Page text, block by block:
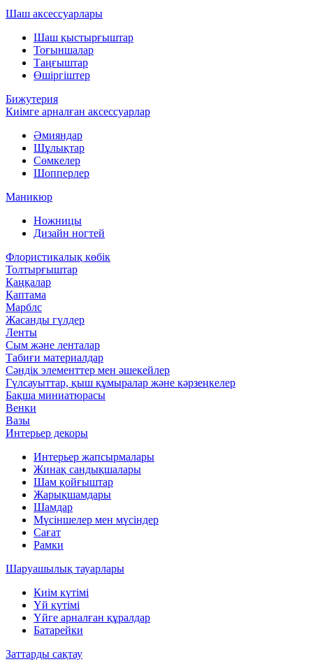
Шаш аксессуарлары
Шаш қыстырғыштар
Тоғыншалар
Таңғыштар
Өшіргіштер
Бижутерия
Киімге арналған аксессуарлар
Әмияндар
Шұлықтар
Сөмкелер
Шопперлер
Маникюр
Ножницы
Дизайн ногтей
Флористикалық көбік
Толтырғыштар
Қаңқалар
Қаптама
Марблс
Жасанды гүлдер
Ленты
Сым және ленталар
Табиғи материалдар
Сәндік элементтер мен әшекейлер
Гүлсауыттар, қыш құмыралар және кәрзеңкелер
Бақша миниатюрасы
Венки
Вазы
Интерьер декоры
Интерьер жапсырмалары
Жинақ сандықшалары
Шам қойғыштар
Жарықшамдары
Шамдар
Мүсіншелер мен мүсіндер
Сағат
Рамки
Шаруашылық тауарлары
Киім күтімі
Үй күтімі
Үйге арналған құралдар
Батарейки
Заттарды сақтау